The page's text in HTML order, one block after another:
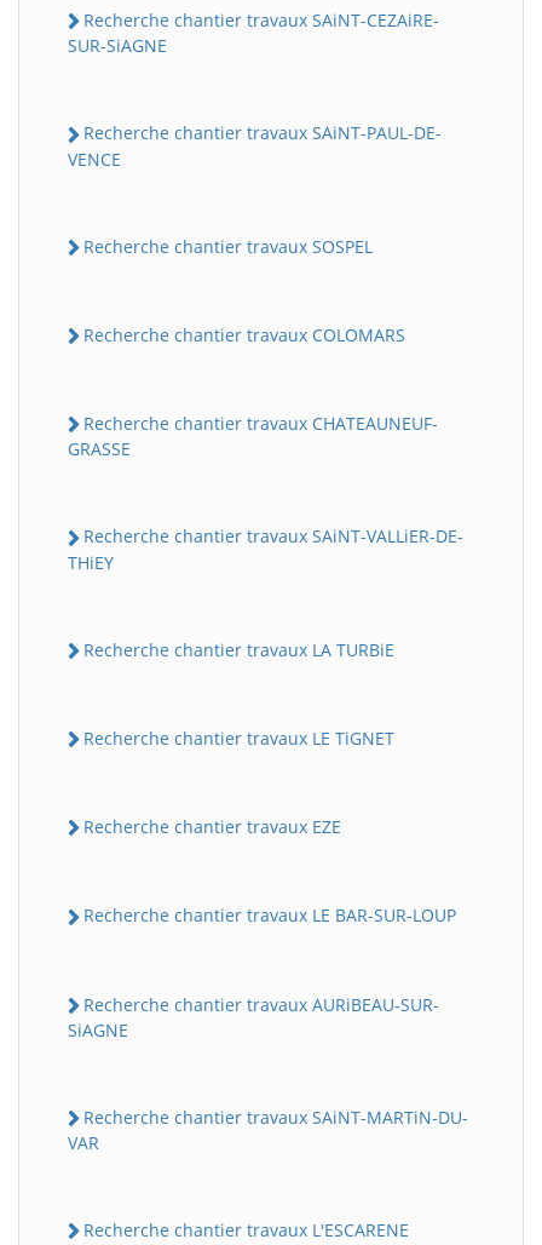
Recherche chantier travaux SAiNT-CEZAiRE-
SUR-SiAGNE
Recherche chantier travaux SAiNT-PAUL-DE-
VENCE
Recherche chantier travaux SOSPEL
Recherche chantier travaux COLOMARS
Recherche chantier travaux CHATEAUNEUF-
GRASSE
Recherche chantier travaux SAiNT-VALLiER-DE-
THiEY
Recherche chantier travaux LA TURBiE
Recherche chantier travaux LE TiGNET
Recherche chantier travaux EZE
Recherche chantier travaux LE BAR-SUR-LOUP
Recherche chantier travaux AURiBEAU-SUR-
SiAGNE
Recherche chantier travaux SAiNT-MARTiN-DU-
VAR
Recherche chantier travaux L'ESCARENE